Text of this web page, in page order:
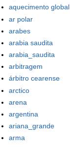
aquecimento global
ar polar
arabes
arabia saudita
arabia_saudita
arbitragem
árbitro cearense
arctico
arena
argentina
ariana_grande
arma